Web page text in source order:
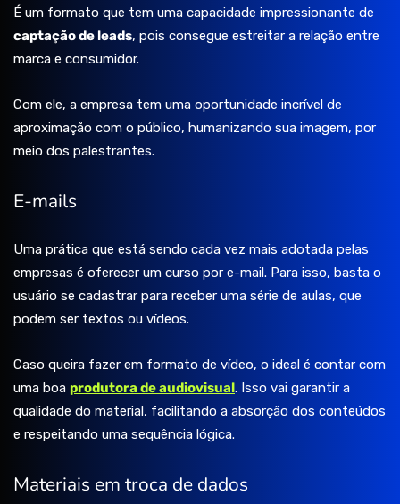
É um formato que tem uma capacidade impressionante de
captação de leads, pois consegue estreitar a relação entre
marca e consumidor.
Com ele, a empresa tem uma oportunidade incrível de
aproximação com o público, humanizando sua imagem, por
meio dos palestrantes.
E-mails
Uma prática que está sendo cada vez mais adotada pelas
empresas é oferecer um curso por e-mail. Para isso, basta o
usuário se cadastrar para receber uma série de aulas, que
podem ser textos ou vídeos.
Caso queira fazer em formato de vídeo, o ideal é contar com
uma boa produtora de audiovisual. Isso vai garantir a
qualidade do material, facilitando a absorção dos conteúdos
e respeitando uma sequência lógica.
Materiais em troca de dados